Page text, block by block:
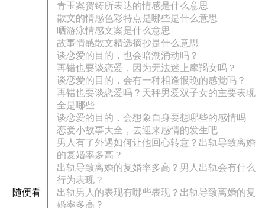
随便看
青玉案贺铸所表达的情感是什么意思
散文的情感色彩特点是哪些是什么意思
晒游泳情感文案是什么意思
故事情感散文精选摘抄是什么意思
谈恋爱的目的，也会暗潮涌动吗？
再错也要谈恋爱，因为无法迷上摩羯女吗？
谈恋爱的目的，会有一种相逢恨晚的感觉吗？
再错也要谈恋爱吗？天秤男爱双子女的主要表现
全是哪些
谈恋爱的目的，会想象自身要想哪些的感情吗
恋爱小故事大全，去迎来感情的发生吧
男人有了外遇如何让他回心转意？出轨导致离婚
的复婚率多高？
出轨导致离婚的复婚率多高？男人出轨会有什么
行为表现？
出轨男人的表现有哪些表现？出轨导致离婚的复
婚率多高？